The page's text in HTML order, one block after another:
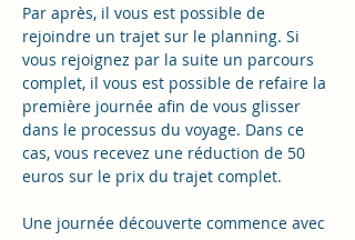
Par après, il vous est possible de
rejoindre un trajet sur le planning. Si
vous rejoignez par la suite un parcours
complet, il vous est possible de refaire la
première journée afin de vous glisser
dans le processus du voyage. Dans ce
cas, vous recevez une réduction de 50
euros sur le prix du trajet complet.
Une journée découverte commence avec